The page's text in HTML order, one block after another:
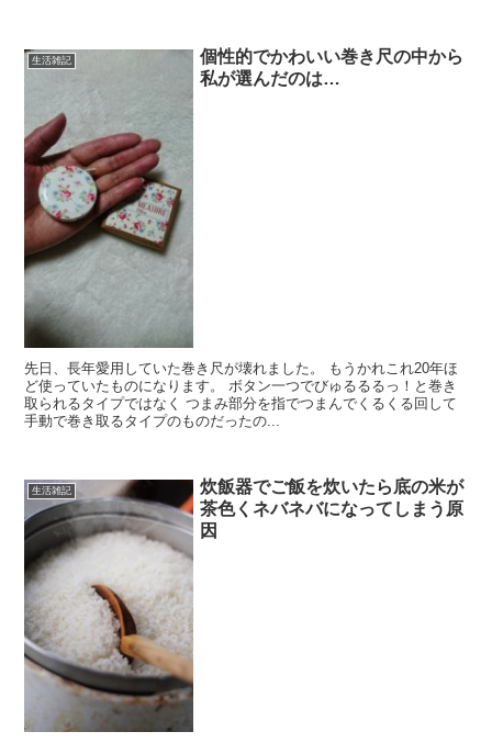
生活雑記
個性的でかわいい巻き尺の中から
私が選んだのは…
先日、長年愛用していた巻き尺が壊れました。 もうかれこれ20年ほ
ど使っていたものになります。 ボタン一つでびゅるるるっ！と巻き
取られるタイプではなく つまみ部分を指でつまんでくるくる回して
手動で巻き取るタイプのものだったの...
生活雑記
炊飯器でご飯を炊いたら底の米が
茶色くネバネバになってしまう原
因